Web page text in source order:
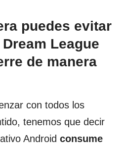
puedes evitar
League
de manera
con todos los
tenemos que decir
Android consume